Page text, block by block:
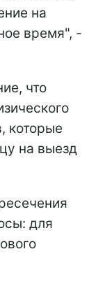
на
время", -
что
которые
на выезд
для